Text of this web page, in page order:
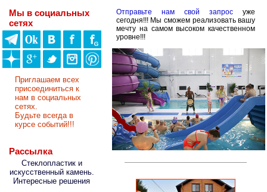
Мы в социальных
сетях
Приглашаем всех
присоединиться к
нам в социальных
сетях.
Будьте всегда в
курсе событий!!!
Рассылка
Стеклопластик и
искусственный камень.
Интересные решения
Отправьте нам свой запрос уже
сегодня!!! Мы сможем реализовать вашу
мечту на самом высоком качественном
уровне!!!